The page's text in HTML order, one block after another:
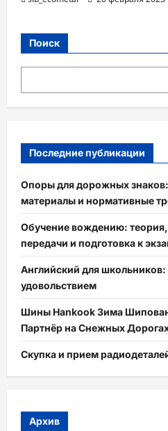
Поиск
Последние публикации
Опоры для дорожных знаков:
материалы и нормативные
Обучение вождению: теория,
передачи и подготовка к
Английский для школьников:
удовольствием
Шины Hankook Зима
Партнёр на Снежных
Скупка и прием
Архив